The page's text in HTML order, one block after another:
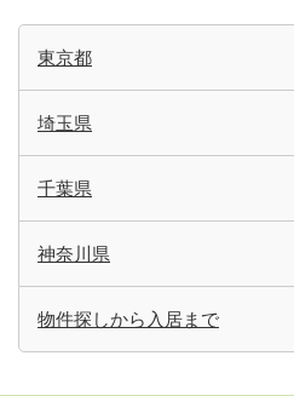
東京都
埼玉県
千葉県
神奈川県
物件探しから入居まで